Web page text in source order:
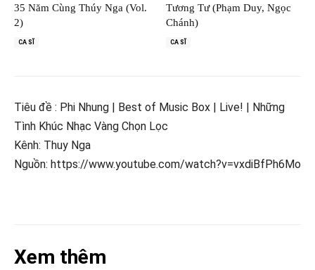
35 Năm Cùng Thúy Nga (Vol.
2)
CA SĨ
Tương Tư (Phạm Duy, Ngọc
Chánh)
CA SĨ
Tiêu đề : Phi Nhung | Best of Music Box | Live! | Những
Tình Khúc Nhạc Vàng Chọn Lọc
Kênh: Thuy Nga
Nguồn: https://www.youtube.com/watch?v=vxdiBfPh6Mo
Xem thêm